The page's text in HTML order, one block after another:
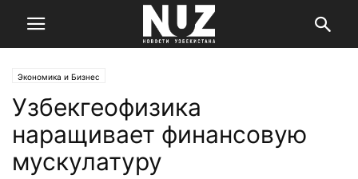
Экономика и Бизнес
Узбекгеофизика
наращивает финансовую
мускулатуру